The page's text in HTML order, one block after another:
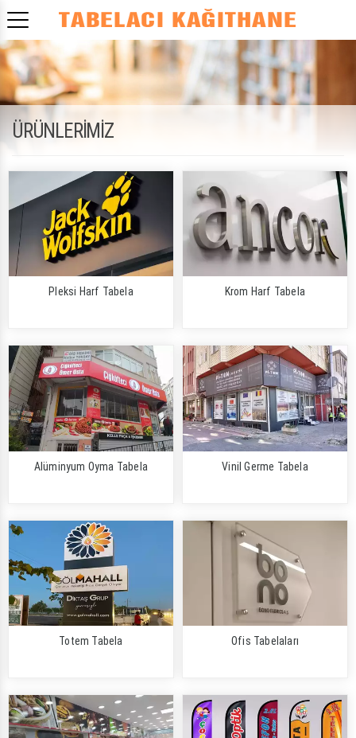
ÜRÜNLERİMİZ
Pleksi Harf Tabela Krom Harf Tabela
Alüminyum Oyma Tabela Vinil Germe Tabela
Totem Tabela Ofis Tabelaları